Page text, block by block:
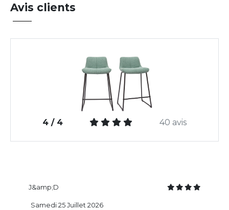
Avis clients
4 / 4 40 avis
J&amp;D
Samedi 25 Juillet 2026